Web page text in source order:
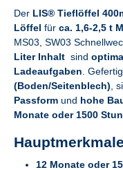
Der LIS® Tieflöffel
Löffel für ca. 1,6-2,5 t
MS03, SW03
Liter Inhalt sind
Ladeaufgaben .
(Boden/Seitenblech) ,
Passform und hohe
Monate oder 1500
12 Monate oder